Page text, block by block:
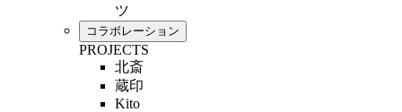
ツ
コラボレーション
PROJECTS
北斎
蔵印
Kito